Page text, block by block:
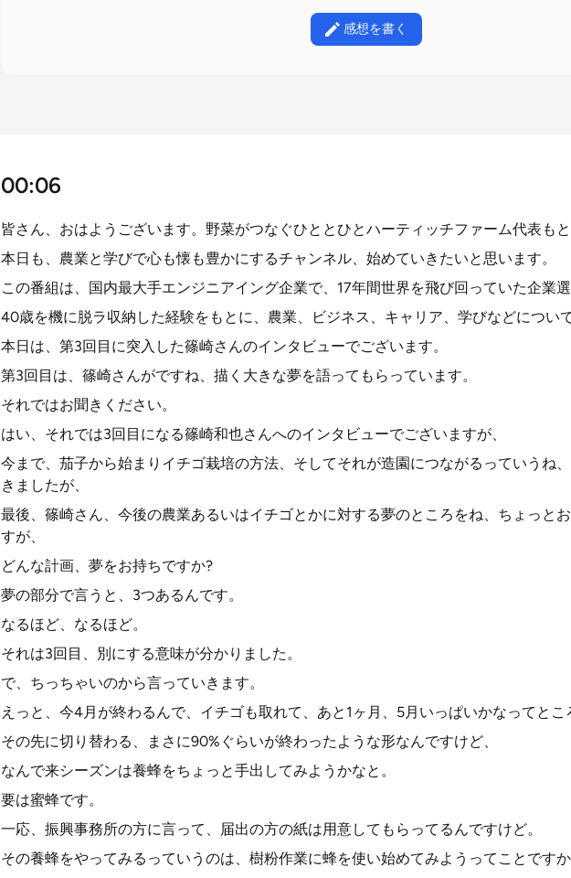
感想を書く
00:06
皆さん、おはようございます。野菜がつなぐひととひとハーティッチファーム代表も
本日も、農業と学びで心も懐も豊かにするチャンネル、始めていきたいと思います。
この番組は、国内最大手エンジニアイング企業で、17年間世界を飛び回っていた企業
40歳を機に脱ラ収納した経験をもとに、農業、ビジネス、キャリア、学びなどについ
本日は、第3回目に突入した篠崎さんのインタビューでございます。
第3回目は、篠崎さんがですね、描く大きな夢を語ってもらっています。
それではお聞きください。
はい、それでは3回目になる篠崎和也さんへのインタビューでございますが、
今まで、茄子から始まりイチゴ栽培の方法、そしてそれが造園につながるっていうね
きましたが、
最後、篠崎さん、今後の農業あるいはイチゴとかに対する夢のところをね、ちょっと
すが、
どんな計画、夢をお持ちですか?
夢の部分で言うと、3つあるんです。
なるほど、なるほど。
それは3回目、別にする意味が分かりました。
で、ちっちゃいのから言っていきます。
えっと、今4月が終わるんで、イチゴも取れて、あと1ヶ月、5月いっぱいかなってとこ
その先に切り替わる、まさに90%ぐらいが終わったような形なんですけど、
なんで来シーズンは養蜂をちょっと手出してみようかなと。
要は蜜蜂です。
一応、振興事務所の方に言って、届出の方の紙は用意してもらってるんですけど。
その養蜂をやってみるっていうのは、樹粉作業に蜂を使い始めてみようってことです